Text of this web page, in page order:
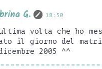
G. 18:50
volta che ho
il giorno del
2005 ^^